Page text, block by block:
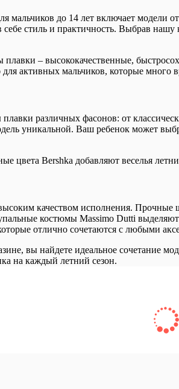
мальчиков до 14 лет включает модели
себе стиль и практичность. Выбрав
– высококачественные,
активных мальчиков, которые много
различных фасонов: от
уникальной. Ваш ребенок может
цвета Bershka добавляют веселья
качеством исполнения.
костюмы Massimo Dutti
отлично сочетаются с любыми
вы найдете идеальное сочетание
на каждый летний сезон.